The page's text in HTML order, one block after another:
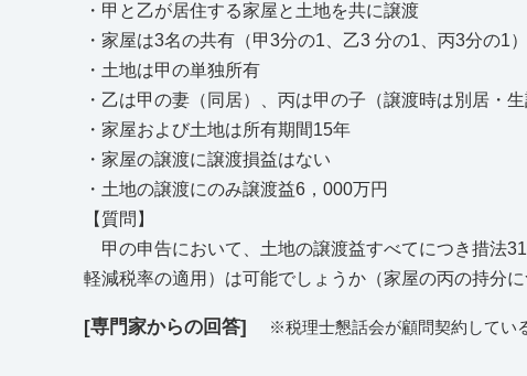
・甲と乙が居住する家屋と土地を共に譲渡
・家屋は3名の共有（甲3分の1、乙3 分の1、丙3分の1）
・土地は甲の単独所有
・乙は甲の妻（同居）、丙は甲の子（譲渡時は別居・生
・家屋および土地は所有期間15年
・家屋の譲渡に譲渡損益はない
・土地の譲渡にのみ譲渡益6，000万円
【質問】
甲の申告において、土地の譲渡益すべてにつき措法
軽減税率の適用）は可能でしょうか（家屋の丙の持分
[専門家からの回答] ※税理士懇話会が顧問契約してい